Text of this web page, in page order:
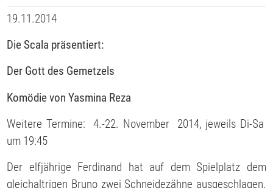
19.11.2014
Die Scala präsentiert:
Der Gott des Gemetzels
Komödie von Yasmina Reza
Weitere Termine: 4.-22. November 2014, jeweils Di-Sa
um 19:45
Der elfjährige Ferdinand hat auf dem Spielplatz dem
gleichaltrigen Bruno zwei Schneidezähne ausgeschlagen.